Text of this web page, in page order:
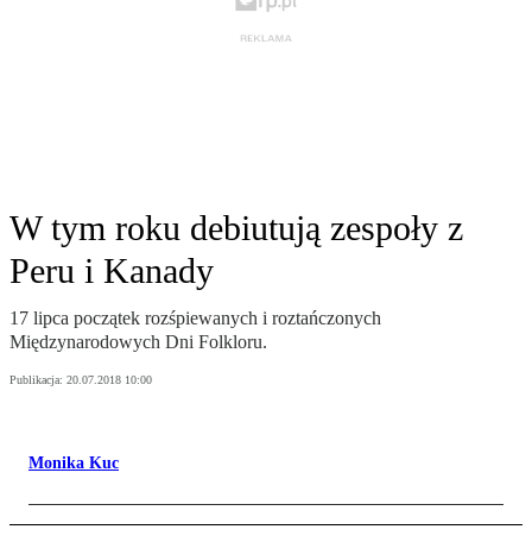
W tym roku debiutują zespoły z
Peru i Kanady
17 lipca początek rozśpiewanych i roztańczonych
Międzynarodowych Dni Folkloru.
Publikacja: 20.07.2018 10:00
Monika Kuc